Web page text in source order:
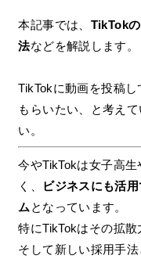
本記事では、 TikTok
法などを解説します。
TikTokに動画を投稿
もらいたい、と考え
い。
今やTikTokは女子高
く、
ビジネスにも活
ム となっています。
特にTikTokはその拡散
そして新しい採用手